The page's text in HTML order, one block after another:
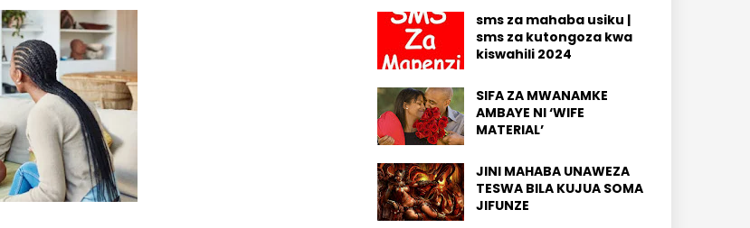
sms za mahaba usiku |
sms za kutongoza kwa
kiswahili 2024
SIFA ZA MWANAMKE
AMBAYE NI ‘WIFE
MATERIAL’
JINI MAHABA UNAWEZA
TESWA BILA KUJUA SOMA
JIFUNZE